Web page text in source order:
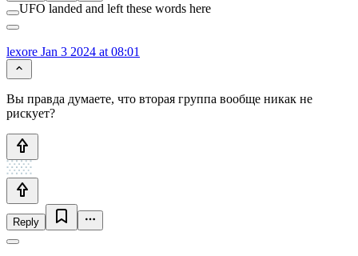
UFO landed and left these words here
lexore Jan 3 2024 at 08:01
Вы правда думаете, что вторая группа вообще никак не
рискует?
Reply